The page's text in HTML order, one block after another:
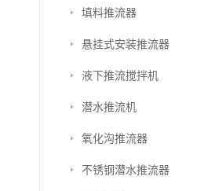
填料推流器
悬挂式安装推流器
液下推流搅拌机
潜水推流机
氧化沟推流器
不锈钢潜水推流器